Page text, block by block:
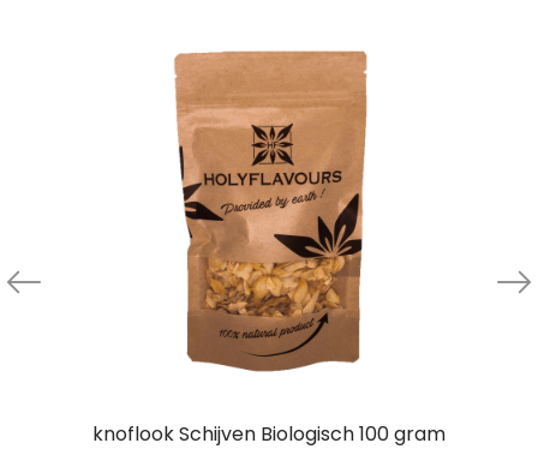
knoflook Schijven Biologisch 100 gram